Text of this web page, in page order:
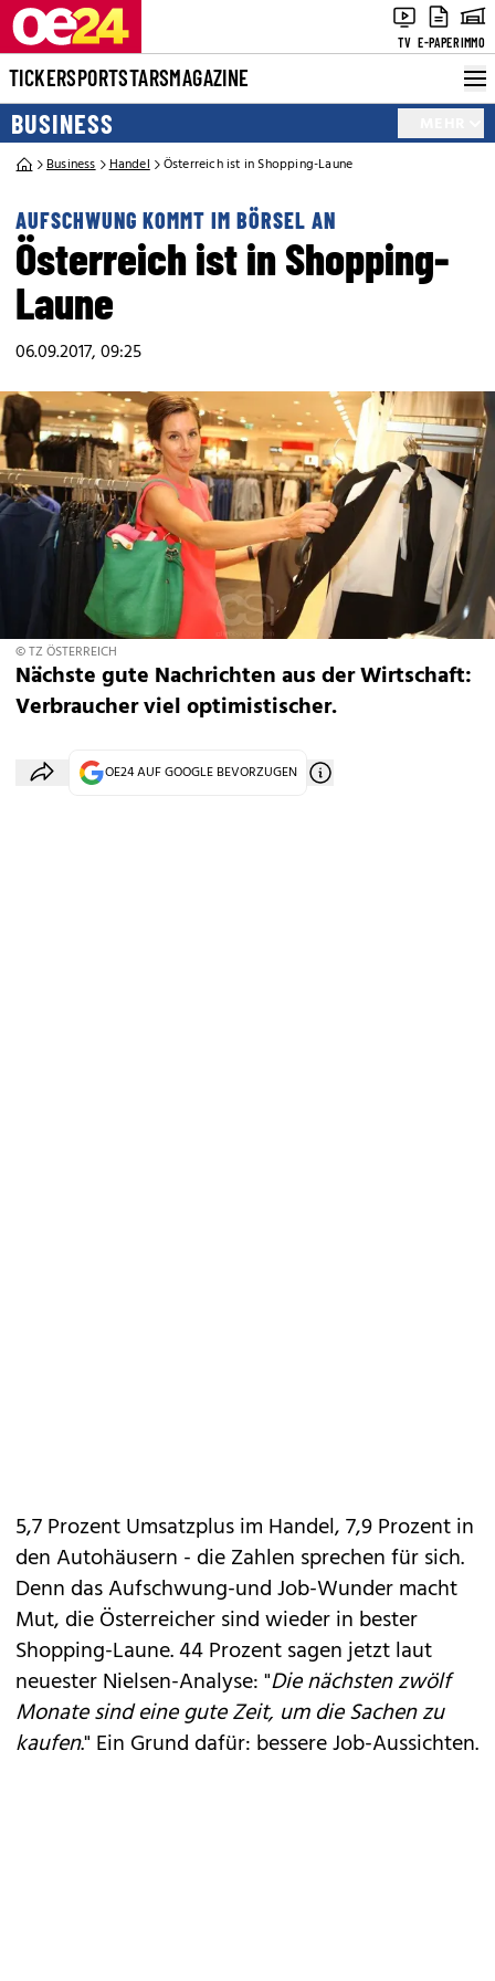
TV E-PAPERIMMO
TICKERSPORTSTARSMAGAZINE
BUSINESS
Business Handel Österreich ist in Shopping-Laune
AUFSCHWUNG KOMMT IM BÖRSEL AN
Österreich ist in Shopping-
Laune
06.09.2017, 09:25
© TZ ÖSTERREICH
Nächste gute Nachrichten aus der Wirtschaft:
Verbraucher viel optimistischer.
OE24 AUF GOOGLE BEVORZUGEN
5,7 Prozent Umsatzplus im Handel, 7,9 Prozent in
den Autohäusern - die Zahlen sprechen für sich.
Denn das Aufschwung-und Job-Wunder macht
Mut, die Österreicher sind wieder in bester
Shopping-Laune. 44 Prozent sagen jetzt laut
neuester Nielsen-Analyse: "Die nächsten zwölf
Monate sind eine gute Zeit, um die Sachen zu
kaufen." Ein Grund dafür: bessere Job-Aussichten.